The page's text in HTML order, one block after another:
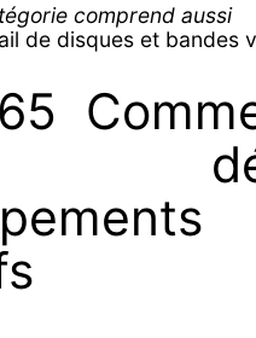
comprend aussi
de disques et bandes